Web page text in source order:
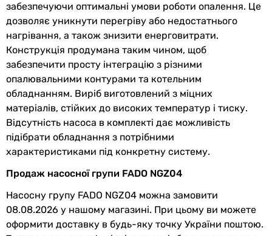
Матеріал латунь, сталь
Виробництво Китай
Фізичні характеристики
Ширина 250 мм
Висота 420 мм
Глибина 250 мм
Гарантія
Гарантія 12 міс.
Побачили помилку в описі або характеристиках?
забезпечуючи оптимальні умови роботи опалення. Це
дозволяє уникнути перегріву або недостатнього
нагрівання, а також знизити енерговитрати.
Конструкція продумана таким чином, щоб
забезпечити просту інтеграцію з різними
опалювальними контурами та котельним
обладнанням. Виріб виготовлений з міцних
матеріалів, стійких до високих температур і тиску.
Відсутність насоса в комплекті дає можливість
підібрати обладнання з потрібними
характеристиками під конкретну систему.
Продаж насосної групи FADO NGZ04
Насосну групу FADO NGZ04 можна замовити
08.08.2026 у нашому магазині. При цьому ви можете
оформити доставку в будь-яку точку України поштою.